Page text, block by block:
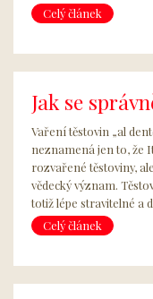
Celý článek
Jak se
Vaření těstovin „al
neznamená jen to, že
rozvařené těstoviny,
vědecký význam.
totiž lépe stravitelné a
Celý článek